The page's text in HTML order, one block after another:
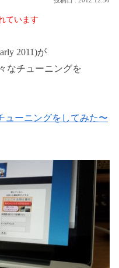
ています
2011)が
なチューニングを
ューニングをしてみた〜